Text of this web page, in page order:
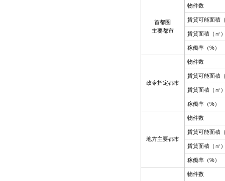
首都圏
主要都市
物件数
賃貸可能面積
賃貸面積（㎡
稼働率（%）
政令指定都市
物件数
賃貸可能面積
賃貸面積（㎡
稼働率（%）
地方主要都市
物件数
賃貸可能面積
賃貸面積（㎡
稼働率（%）
物件数